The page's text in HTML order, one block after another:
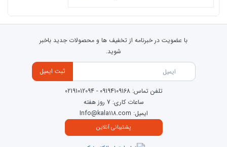
با عضویت در خبرنامه از تخفیف ها و محصولات جدید باخبر
شوید.
ثبت ایمیل
پشتیبانی آنلاین
تلفن تماس:09194109168
-
02191012094
ساعات کاری: 7 روز هفته
ایمیل: Info@kala118.com